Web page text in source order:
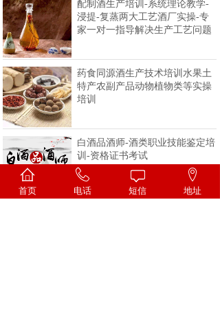
配制酒生产培训-系统理论教学-
浸提-复蒸两大工艺酒厂实操-专
家一对一指导解决生产工艺问题
药食同源酒生产技术培训水果土
特产农副产品动物植物类等实操
培训
白酒品酒师-酒类职业技能鉴定培
训-资格证书考试
首页 电话 短信 地址